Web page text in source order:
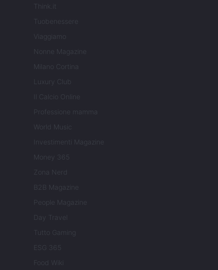
Think.it
Tuobenessere
Viaggiamo
Nonne Magazine
Milano Cortina
Luxury Club
Il Calcio Online
Professione mamma
World Music
Investimenti Magazine
Money 365
Zona Nerd
B2B Magazine
People Magazine
Day Travel
Tutto Gaming
ESG 365
Food Wiki